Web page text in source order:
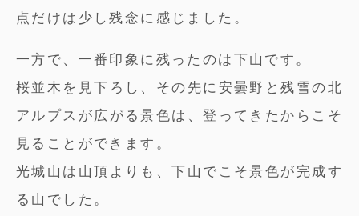
点だけは少し残念に感じました。
一方で、一番印象に残ったのは下山です。
桜並木を見下ろし、その先に安曇野と残雪の北
アルプスが広がる景色は、登ってきたからこそ
見ることができます。
光城山は山頂よりも、下山でこそ景色が完成す
る山でした。